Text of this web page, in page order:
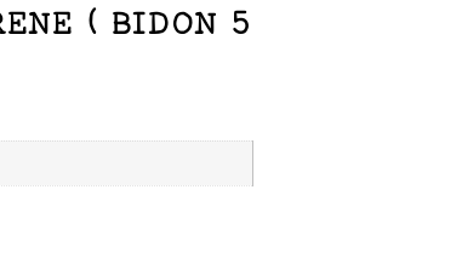
( BIDON 5